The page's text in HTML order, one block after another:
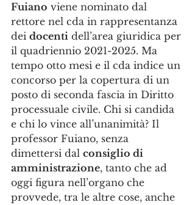
Fuiano viene nominato dal
rettore nel cda in rappresentanza
dei docenti dell’area giuridica per
il quadriennio 2021-2025. Ma
tempo otto mesi e il cda indice un
concorso per la copertura di un
posto di seconda fascia in Diritto
processuale civile. Chi si candida
e chi lo vince all’unanimità? Il
professor Fuiano, senza
dimettersi dal consiglio di
amministrazione, tanto che ad
oggi figura nell’organo che
provvede, tra le altre cose, anche